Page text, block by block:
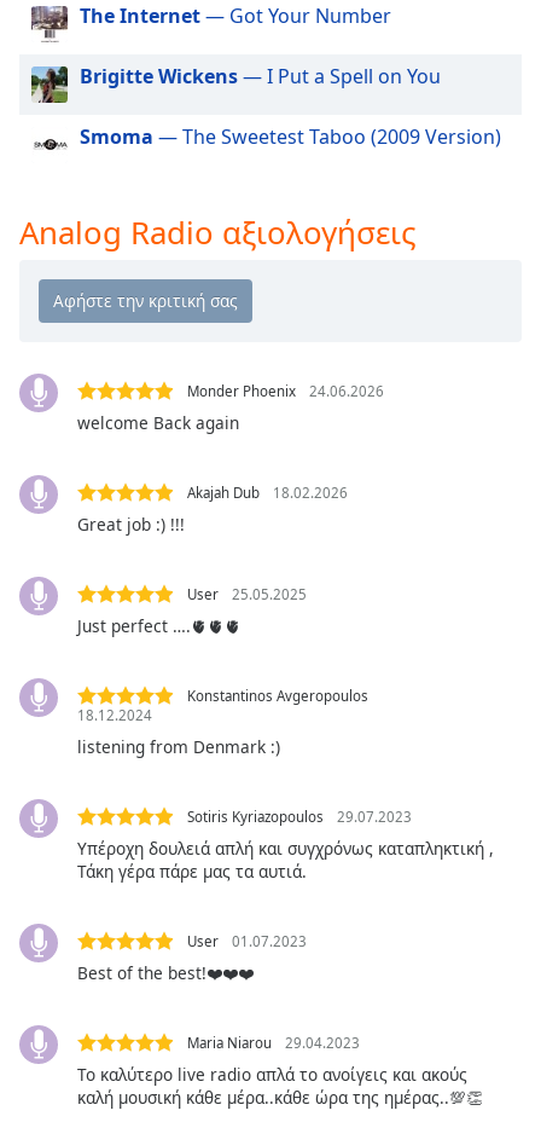
Beginning
dialog
Escape
and
window.
Color
Color
Caption
Color
Font
Size
Text
Edge
The Internet— Got Your Number
Brigitte Wickens— I Put a Spell on You
Smoma — The Sweetest Taboo (2009 Version)
Analog Radio αξιολογήσεις
Monder Phoenix 24.06.2026
welcome Back again
Akajah Dub 18.02.2026
Great job :) !!!
User 25.05.2025
Just perfect ….🫀🫀🫀
Konstantinos Avgeropoulos
18.12.2024
listening from Denmark :)
Sotiris Kyriazopoulos 29.07.2023
Υπέροχη δουλειά απλή και συγχρόνως καταπληκτική ,
Τάκη γέρα πάρε μας τα αυτιά.
User 01.07.2023
Best of the best!❤️❤️❤️
Maria Niarou 29.04.2023
Το καλύτερο live radio απλά το ανοίγεις και ακούς
καλή μουσική κάθε μέρα..κάθε ώρα της ημέρας..💯👏